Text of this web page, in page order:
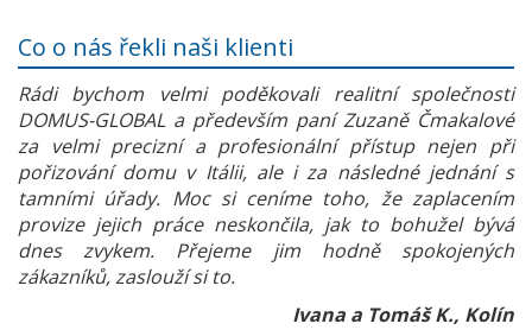
Co o nás řekli naši klienti
Rádi bychom velmi poděkovali realitní společnosti
DOMUS-GLOBAL a především paní Zuzaně Čmakalové
za velmi precizní a profesionální přístup nejen při
pořizování domu v Itálii, ale i za následné jednání s
tamními úřady. Moc si ceníme toho, že zaplacením
provize jejich práce neskončila, jak to bohužel bývá
dnes zvykem. Přejeme jim hodně spokojených
zákazníků, zaslouží si to.
Ivana a Tomáš K., Kolín